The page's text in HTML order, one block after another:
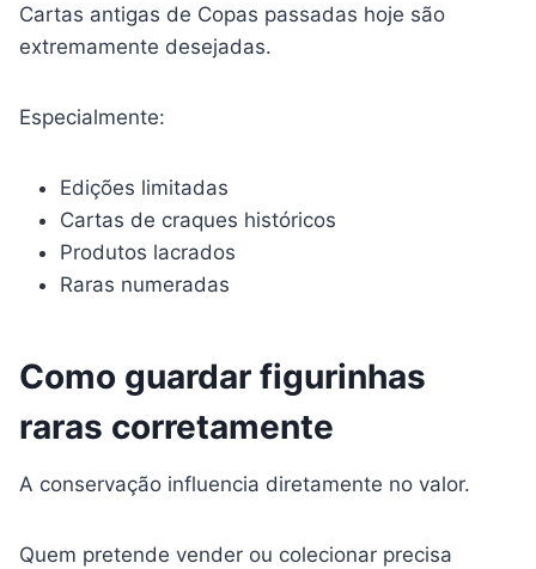
Cartas antigas de Copas passadas hoje são
extremamente desejadas.
Especialmente:
Edições limitadas
Cartas de craques históricos
Produtos lacrados
Raras numeradas
Como guardar figurinhas
raras corretamente
A conservação influencia diretamente no valor.
Quem pretende vender ou colecionar precisa